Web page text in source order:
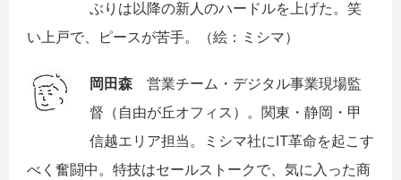
ぶりは以降の新人のハードルを上げた。笑
い上戸で、ピースが苦手。（絵：ミシマ）
岡田森 営業チーム・デジタル事業現場監
督（自由が丘オフィス）。関東・静岡・甲
信越エリア担当。ミシマ社にIT革命を起こす
べく奮闘中。特技はセールストークで、気に入った商